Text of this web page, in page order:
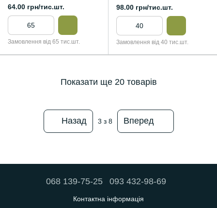
64.00 грн/тис.шт.
Замовлення від 65 тис.шт.
98.00 грн/тис.шт.
Замовлення від 40 тис.шт.
Показати ще 20 товарів
Назад 3 з 8 Вперед
068 139-75-25 093 432-98-69
Контактна інформація